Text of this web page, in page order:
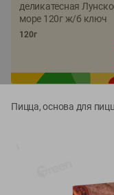
деликатесная
море 120г ж/б ключ
120г
Пицца, основа для